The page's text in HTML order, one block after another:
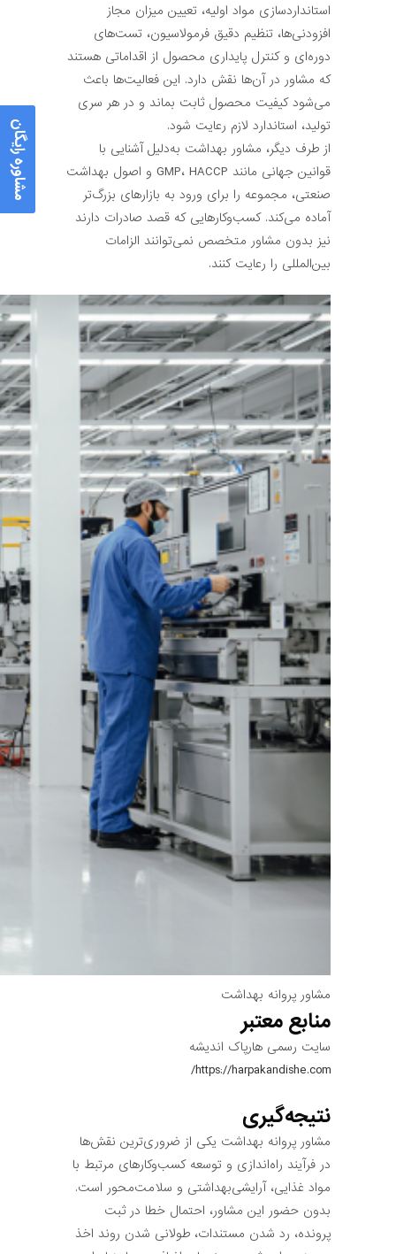
استانداردسازی مواد اولیه، تعیین میزان مجاز
افزودنی‌ها، تنظیم دقیق فرمولاسیون، تست‌های
دوره‌ای و کنترل پایداری محصول از اقداماتی هستند
که مشاور در آن‌ها نقش دارد. این فعالیت‌ها باعث
می‌شود کیفیت محصول ثابت بماند و در هر سری
تولید، استاندارد لازم رعایت شود.
از طرف دیگر، مشاور بهداشت به‌دلیل آشنایی با
قوانین جهانی مانند GMP، HACCP و اصول بهداشت
صنعتی، مجموعه را برای ورود به بازارهای بزرگ‌تر
آماده می‌کند. کسب‌وکارهایی که قصد صادرات دارند
نیز بدون مشاور متخصص نمی‌توانند الزامات
بین‌المللی را رعایت کنند.
مشاور پروانه بهداشت
منابع معتبر
سایت رسمی هارپاک اندیشه
https://harpakandishe.com/
نتیجه‌گیری
مشاور پروانه بهداشت یکی از ضروری‌ترین نقش‌ها
در فرآیند راه‌اندازی و توسعه کسب‌وکارهای مرتبط با
مواد غذایی، آرایشی‌بهداشتی و سلامت‌محور است.
بدون حضور این مشاور، احتمال خطا در ثبت
پرونده، رد شدن مستندات، طولانی شدن روند اخذ
مشاوره رایگان